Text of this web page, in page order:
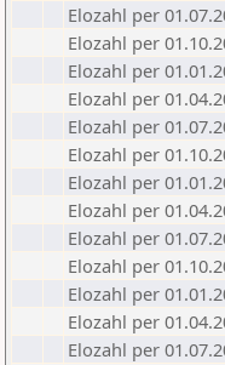
Elozahl per
Elozahl per
Elozahl per
Elozahl per
Elozahl per
Elozahl per
Elozahl per
Elozahl per
Elozahl per
Elozahl per
Elozahl per
Elozahl per
Elozahl per